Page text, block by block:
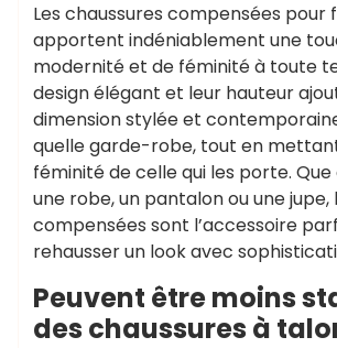
Les chaussures compensées pour
apportent indéniablement une
modernité et de féminité à toute
design élégant et leur hauteur
dimension stylée et
quelle garde-robe, tout en
féminité de celle qui les porte.
une robe, un pantalon ou une jupe,
compensées sont l’accessoire
rehausser un look avec
Peuvent être moins
des chaussures à